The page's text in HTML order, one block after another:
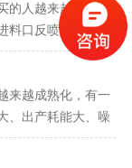
的人越来越多，遇
口反喷是怎么回
会让操作人员在没
面跟我们厂家一
。[详情]
来越成熟化，有一
、出产耗能大、噪
， 树枝粉碎机的内
的质量与动力消